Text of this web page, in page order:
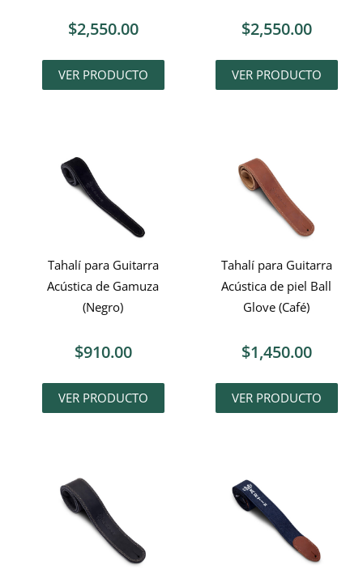
$2,550.00
VER PRODUCTO
$2,550.00
VER PRODUCTO
Tahalí para Guitarra
Acústica de Gamuza
(Negro)
$910.00
VER PRODUCTO
Tahalí para Guitarra
Acústica de piel Ball
Glove (Café)
$1,450.00
VER PRODUCTO